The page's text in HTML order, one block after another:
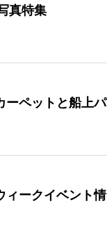
真特集
ペットと船上パ
ークイベント情